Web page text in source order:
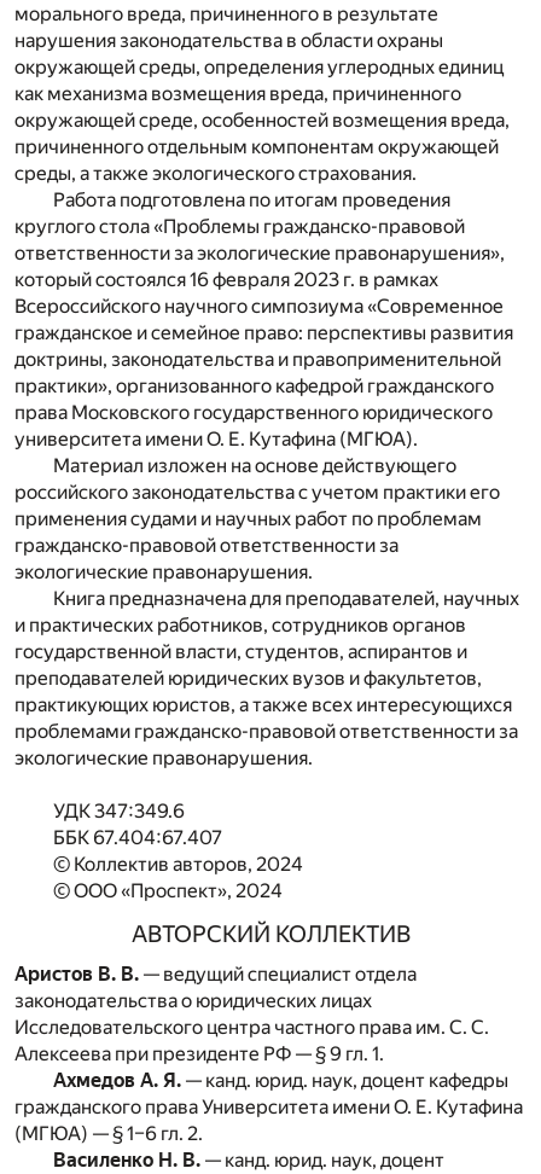
морального вреда, причиненного в результате
нарушения законодательства в области охраны
окружающей среды, определения углеродных единиц
как механизма возмещения вреда, причиненного
окружающей среде, особенностей возмещения вреда,
причиненного отдельным компонентам окружающей
среды, а также экологического страхования.
Работа подготовлена по итогам проведения
круглого стола «Проблемы гражданско-правовой
ответственности за экологические правонарушения»,
который состоялся 16 февраля 2023 г. в рамках
Всероссийского научного симпозиума «Современное
гражданское и семейное право: перспективы развития
доктрины, законодательства и правоприменительной
практики», организованного кафедрой гражданского
права Московского государственного юридического
университета имени О. Е. Кутафина (МГЮА).
Материал изложен на основе действующего
российского законодательства с учетом практики его
применения судами и научных работ по проблемам
гражданско-правовой ответственности за
экологические правонарушения.
Книга предназначена для преподавателей, научных
и практических работников, сотрудников органов
государственной власти, студентов, аспирантов и
преподавателей юридических вузов и факультетов,
практикующих юристов, а также всех интересующихся
проблемами гражданско-правовой ответственности за
экологические правонарушения.
УДК 347:349.6
ББК 67.404:67.407
© Коллектив авторов, 2024
© ООО «Проспект», 2024
АВТОРСКИЙ КОЛЛЕКТИВ
Аристов В. В. — ведущий специалист отдела
законодательства о юридических лицах
Исследовательского центра частного права им. С. С.
Алексеева при президенте РФ — § 9 гл. 1.
Ахмедов А. Я. — канд. юрид. наук, доцент кафедры
гражданского права Университета имени О. Е. Кутафина
(МГЮА) — § 1–6 гл. 2.
Василенко Н. В. — канд. юрид. наук, доцент